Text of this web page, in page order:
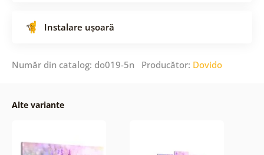
Instalare ușoară
Număr din catalog: do019-5n Producător: Dovido
Alte variante